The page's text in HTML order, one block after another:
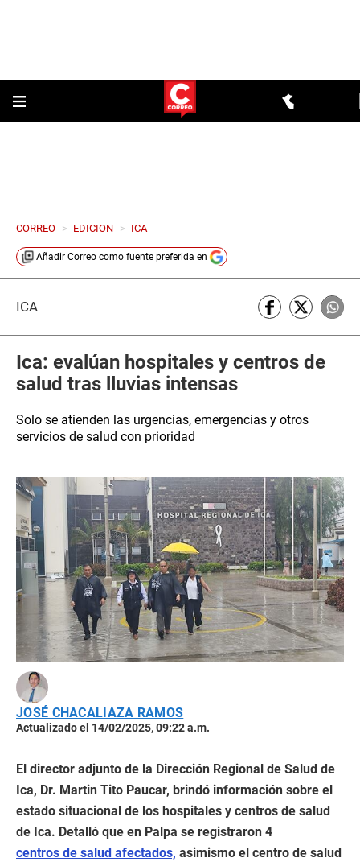
CORREO > EDICION > ICA
Añadir Correo como fuente preferida en
ICA
Ica: evalúan hospitales y centros de
salud tras lluvias intensas
Solo se atienden las urgencias, emergencias y otros
servicios de salud con prioridad
JOSÉ CHACALIAZA RAMOS
Actualizado el 14/02/2025, 09:22 a.m.
El director adjunto de la Dirección Regional de Salud de
Ica, Dr. Martin Tito Paucar, brindó información sobre el
estado situacional de los hospitales y centros de salud
de Ica. Detalló que en Palpa se registraron 4
centros de salud afectados, asimismo el centro de salud